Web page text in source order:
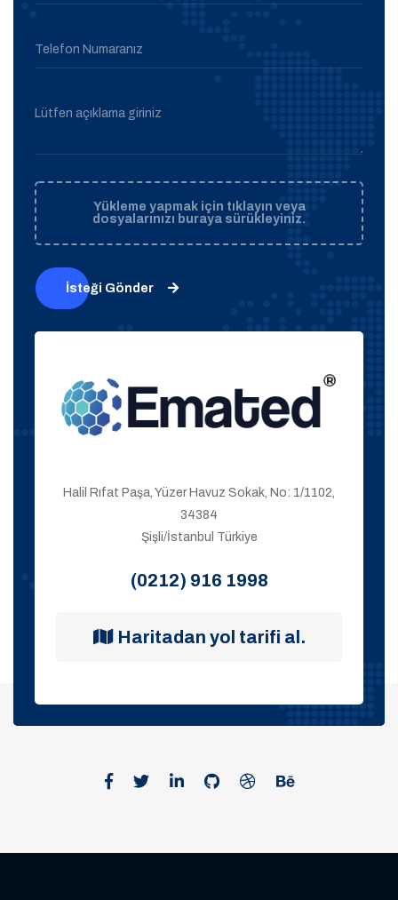
Telefon Numaranız
Lütfen açıklama giriniz
Yükleme yapmak için tıklayın veya
dosyalarınızı buraya sürükleyiniz.
İsteği Gönder
Halil Rıfat Paşa, Yüzer Havuz Sokak, No: 1/1102,
34384
Şişli/İstanbul Türkiye
(0212) 916 1998
Haritadan yol tarifi al.